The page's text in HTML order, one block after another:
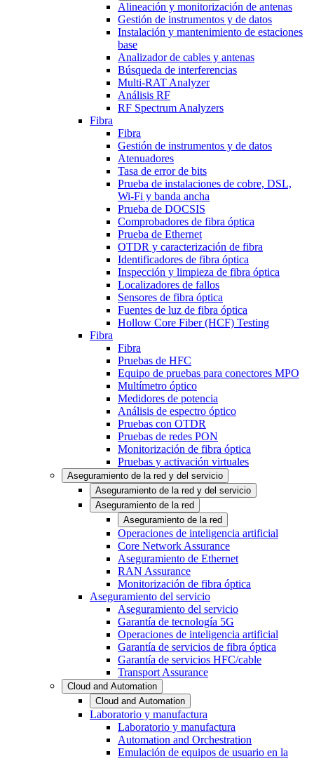
Alineación y monitorización de antenas
Gestión de instrumentos y de datos
Instalación y mantenimiento de estaciones
base
Analizador de cables y antenas
Búsqueda de interferencias
Multi-RAT Analyzer
Análisis RF
RF Spectrum Analyzers
Fibra
Fibra
Gestión de instrumentos y de datos
Atenuadores
Tasa de error de bits
Prueba de instalaciones de cobre, DSL,
Wi-Fi y banda ancha
Prueba de DOCSIS
Comprobadores de fibra óptica
Prueba de Ethernet
OTDR y caracterización de fibra
Identificadores de fibra óptica
Inspección y limpieza de fibra óptica
Localizadores de fallos
Sensores de fibra óptica
Fuentes de luz de fibra óptica
Hollow Core Fiber (HCF) Testing
Fibra
Fibra
Pruebas de HFC
Equipo de pruebas para conectores MPO
Multímetro óptico
Medidores de potencia
Análisis de espectro óptico
Pruebas con OTDR
Pruebas de redes PON
Monitorización de fibra óptica
Pruebas y activación virtuales
Aseguramiento de la red y del servicio
Aseguramiento de la red y del servicio
Aseguramiento de la red
Aseguramiento de la red
Operaciones de inteligencia artificial
Core Network Assurance
Aseguramiento de Ethernet
RAN Assurance
Monitorización de fibra óptica
Aseguramiento del servicio
Aseguramiento del servicio
Garantía de tecnología 5G
Operaciones de inteligencia artificial
Garantía de servicios de fibra óptica
Garantía de servicios HFC/cable
Transport Assurance
Cloud and Automation
Cloud and Automation
Laboratorio y manufactura
Laboratorio y manufactura
Automation and Orchestration
Emulación de equipos de usuario en la